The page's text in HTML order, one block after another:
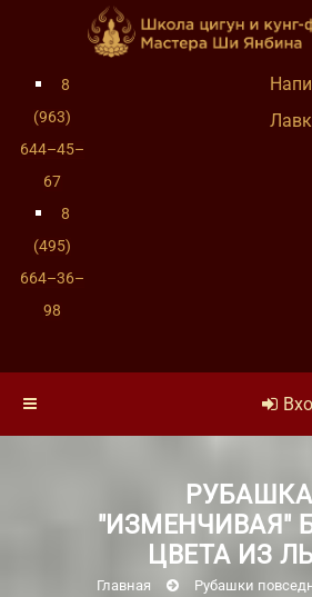
8
(963)
644–45–
67
8
(495)
664–36–
98
РУБАШКА
"ИЗМЕНЧИВАЯ"
ЦВЕТА ИЗ
Главная
Рубашки